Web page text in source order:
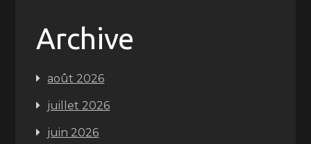
Archive
août 2026
juillet 2026
juin 2026